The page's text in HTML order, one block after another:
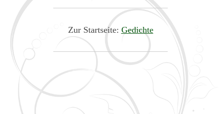
Zur Startseite: Gedichte